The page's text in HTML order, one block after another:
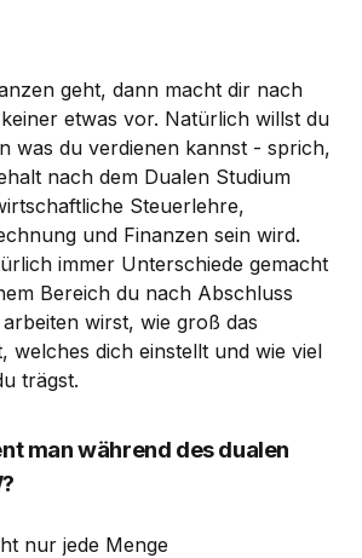
geht, dann macht dir nach
etwas vor. Natürlich willst du
was du verdienen kannst - sprich,
nach dem Dualen Studium
Steuerlehre,
und Finanzen sein wird.
immer Unterschiede gemacht
Bereich du nach Abschluss
wirst, wie groß das
welches dich einstellt und wie viel
trägst.
man während des dualen
nur jede Menge